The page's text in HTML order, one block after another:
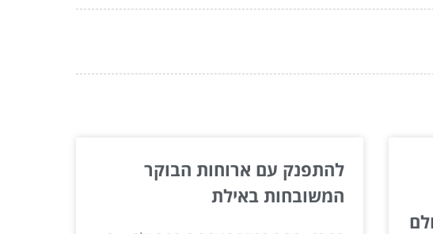
להתפנק עם ארוחות הבוקר
המשובחות באילת